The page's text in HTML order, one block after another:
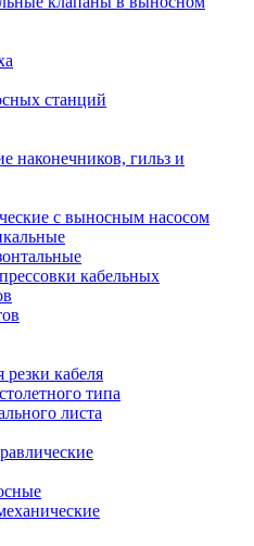
станций
наконечников, гильз и
с выносным насосом
кабельных
кабеля
типа
листа